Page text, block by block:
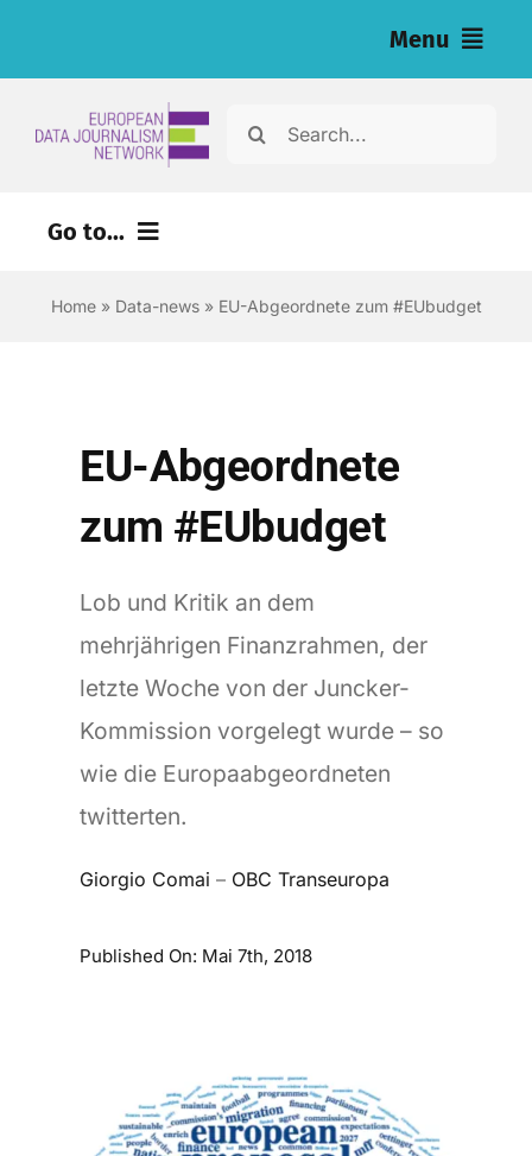
Menu
Ressourcen für Journalist:innen (eng)
Search
Go to...
Home» Data-news» EU-Abgeordnete zum #EUbudget
EU-Abgeordnete
zum #EUbudget
Lob und Kritik an dem
mehrjährigen Finanzrahmen, der
letzte Woche von der Juncker-
Kommission vorgelegt wurde – so
wie die Europaabgeordneten
twitterten.
Giorgio Comai – OBC Transeuropa
Published On: Mai 7th, 2018